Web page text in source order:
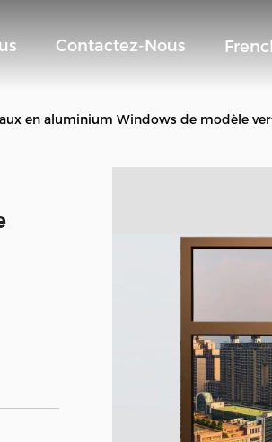
Contactez-Nous
en aluminium Windows de modèle